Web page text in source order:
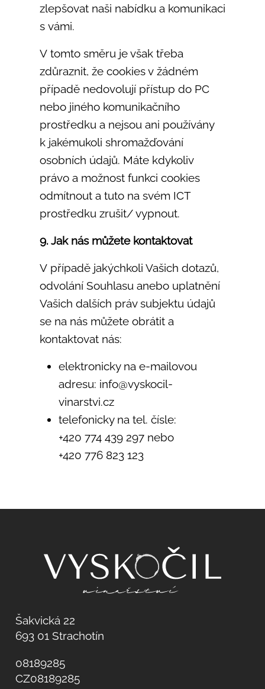
zlepšovat naši nabídku a komunikaci
s vámi.
V tomto směru je však třeba
zdůraznit, že cookies v žádném
případě nedovolují přístup do PC
nebo jiného komunikačního
prostředku a nejsou ani používány
k jakémukoli shromažďování
osobních údajů. Máte kdykoliv
právo a možnost funkci cookies
odmítnout a tuto na svém ICT
prostředku zrušit/ vypnout.
9. Jak nás můžete kontaktovat
V případě jakýchkoli Vašich dotazů,
odvolání Souhlasu anebo uplatnění
Vašich dalších práv subjektu údajů
se na nás můžete obrátit a
kontaktovat nás:
elektronicky na e-mailovou
adresu: info@vyskocil-
vinarstvi.cz
telefonicky na tel. čísle:
+420 774 439 297 nebo
+420 776 823 123
Šakvická 22
693 01 Strachotín
08189285
CZ08189285